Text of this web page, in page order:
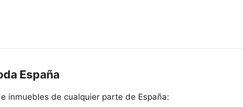
España
inmuebles de cualquier parte de España: